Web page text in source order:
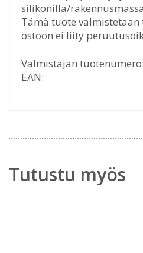
silikonilla/
Tämä tuote valmistetaan
ostoon ei liity
Valmistajan
EAN:
Tutustu myös